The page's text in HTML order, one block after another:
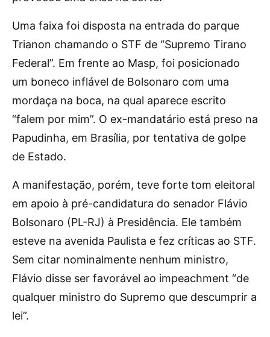
Uma faixa foi disposta na entrada do parque
Trianon chamando o STF de “Supremo Tirano
Federal”. Em frente ao Masp, foi posicionado
um boneco inflável de Bolsonaro com uma
mordaça na boca, na qual aparece escrito
“falem por mim”. O ex-mandatário está preso na
Papudinha, em Brasília, por tentativa de golpe
de Estado.
A manifestação, porém, teve forte tom eleitoral
em apoio à pré-candidatura do senador Flávio
Bolsonaro (PL-RJ) à Presidência. Ele também
esteve na avenida Paulista e fez críticas ao STF.
Sem citar nominalmente nenhum ministro,
Flávio disse ser favorável ao impeachment “de
qualquer ministro do Supremo que descumprir a
lei”.